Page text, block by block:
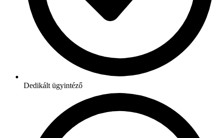
Dedikált ügyintéző